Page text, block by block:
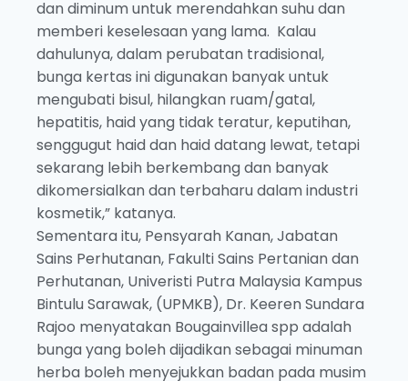
dan diminum untuk merendahkan suhu dan
memberi keselesaan yang lama. Kalau
dahulunya, dalam perubatan tradisional,
bunga kertas ini digunakan banyak untuk
mengubati bisul, hilangkan ruam/gatal,
hepatitis, haid yang tidak teratur, keputihan,
senggugut haid dan haid datang lewat, tetapi
sekarang lebih berkembang dan banyak
dikomersialkan dan terbaharu dalam industri
kosmetik,” katanya.
Sementara itu, Pensyarah Kanan, Jabatan
Sains Perhutanan, Fakulti Sains Pertanian dan
Perhutanan, Univeristi Putra Malaysia Kampus
Bintulu Sarawak, (UPMKB), Dr. Keeren Sundara
Rajoo menyatakan Bougainvillea spp adalah
bunga yang boleh dijadikan sebagai minuman
herba boleh menyejukkan badan pada musim